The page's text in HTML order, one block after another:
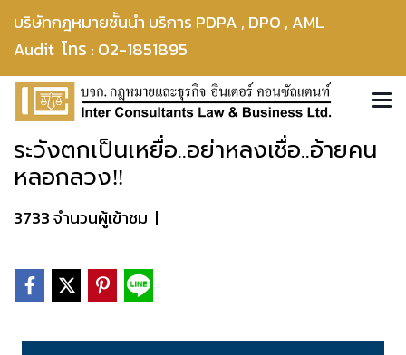
บริษัทกฎหมายชั้นนำ บริการ PDPA , DPO , AML
Audit โทร : 02-1851895
ระวังตกเป็นเหยื่อ..อย่าหลงเชื่อ..อ้ายคน
หลอกลวง‼️
3733 จำนวนผู้เข้าชม |